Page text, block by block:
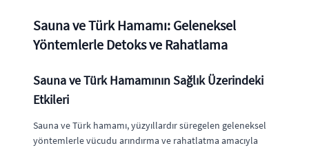
Sauna ve Türk Hamamı: Geleneksel
Yöntemlerle Detoks ve Rahatlama
Sauna ve Türk Hamamının Sağlık Üzerindeki
Etkileri
Sauna ve Türk hamamı, yüzyıllardır süregelen geleneksel
yöntemlerle vücudu arındırma ve rahatlatma amacıyla